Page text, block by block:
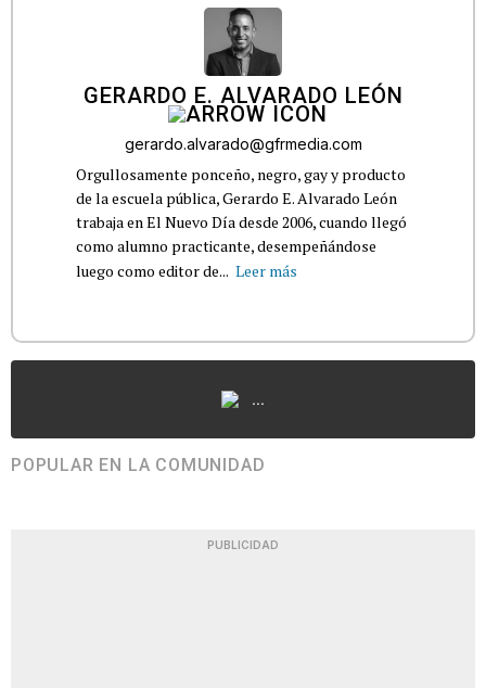
GERARDO E. ALVARADO LEÓN
gerardo.alvarado@gfrmedia.com
Orgullosamente ponceño, negro, gay y producto
de la escuela pública, Gerardo E. Alvarado León
trabaja en El Nuevo Día desde 2006, cuando llegó
como alumno practicante, desempeñándose
luego como editor de... Leer más
...
POPULAR EN LA COMUNIDAD
PUBLICIDAD